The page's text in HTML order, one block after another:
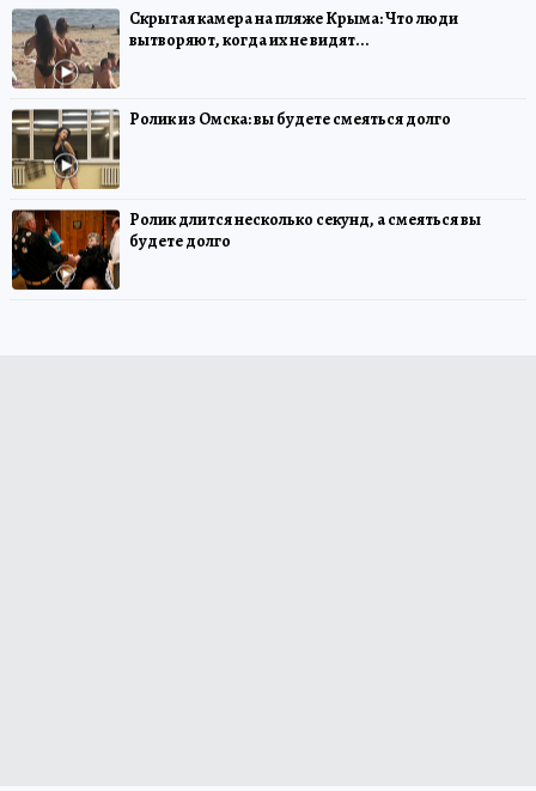
Скрытая камера на пляже Крыма: Что люди
вытворяют, когда их не видят...
Ролик из Омска: вы будете смеяться долго
Ролик длится несколько секунд, а смеяться вы
будете долго